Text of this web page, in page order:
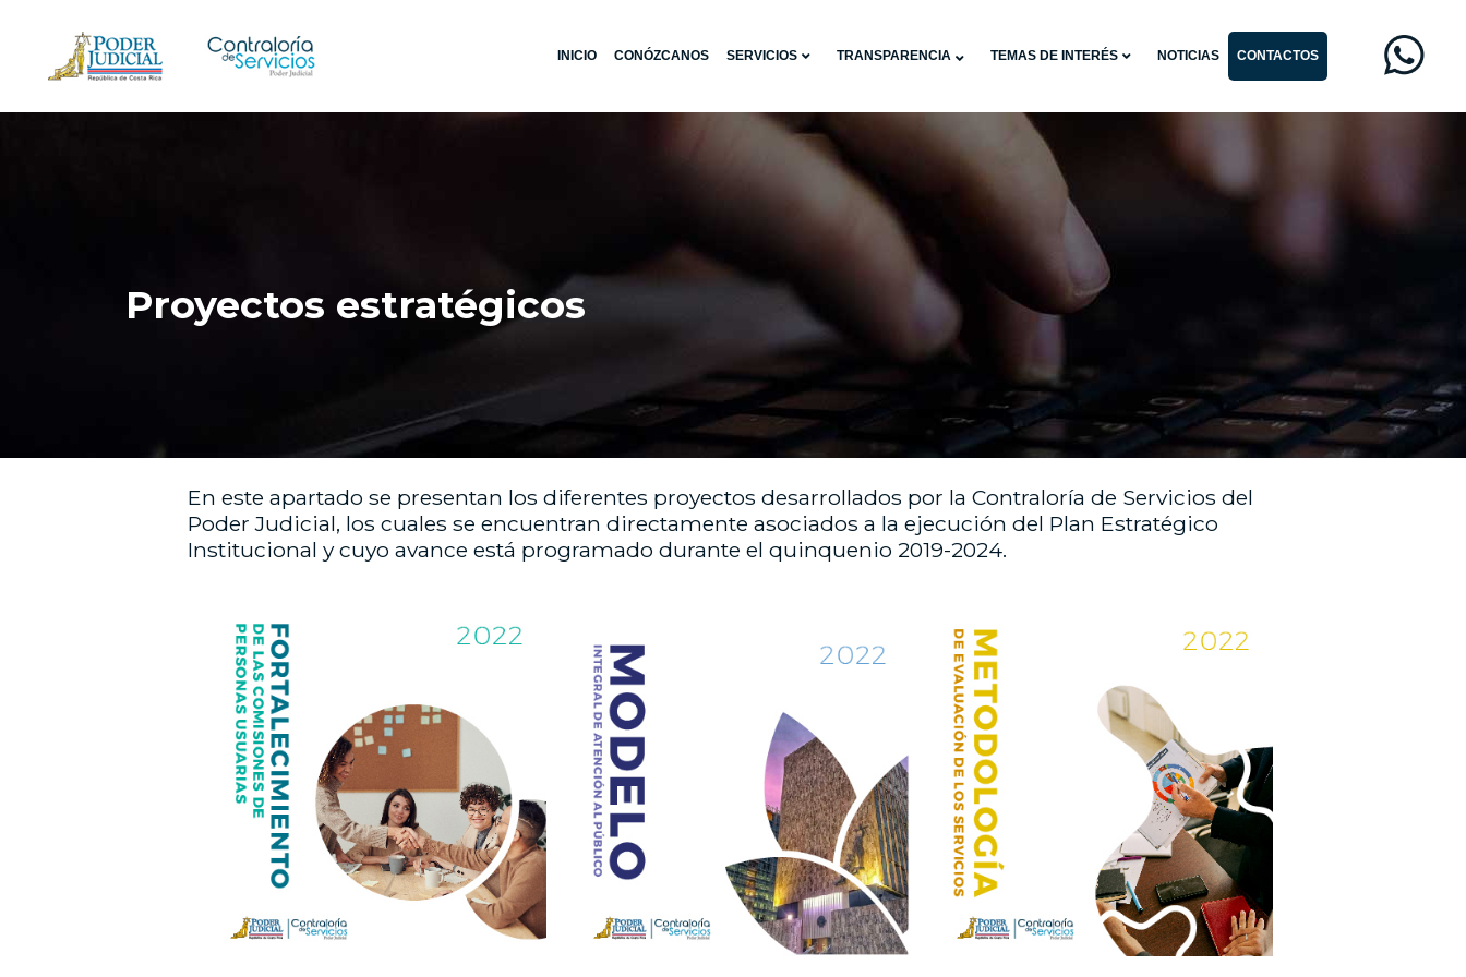
INICIO CONÓZCANOS SERVICIOS TRANSPARENCIA TEMAS DE INTERÉS NOTICIAS CONTACTOS
Proyectos estratégicos
En este apartado se presentan los diferentes proyectos desarrollados por la Contraloría de Servicios del
Poder Judicial, los cuales se encuentran directamente asociados a la ejecución del Plan Estratégico
Institucional y cuyo avance está programado durante el quinquenio 2019-2024.